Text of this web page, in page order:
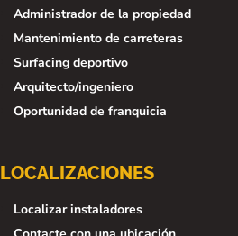
Administrador de la propiedad
Mantenimiento de carreteras
Surfacing deportivo
Arquitecto/ingeniero
Oportunidad de franquicia
LOCALIZACIONES
Localizar instaladores